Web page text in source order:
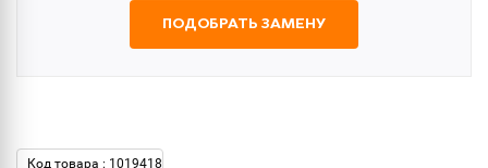
ПОДОБРАТЬ ЗАМЕНУ
Код товара : 1019418